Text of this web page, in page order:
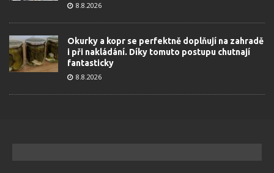
8.8.2026
Okurky a kopr se perfektně doplňují na zahradě
i při nakládání. Díky tomuto postupu chutnají
fantasticky
8.8.2026